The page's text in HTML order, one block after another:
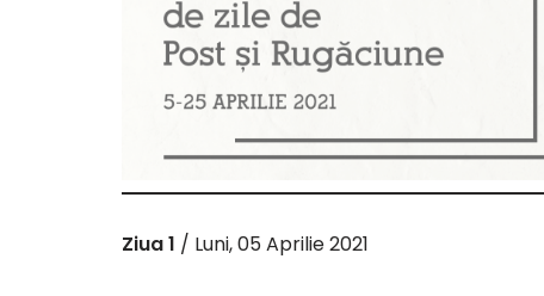
Ziua 1 / Luni, 05 Aprilie 2021